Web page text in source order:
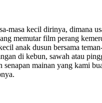
masa kecil dirinya, dimana
memutar film perang
anak dusun bersama
di kebun, sawah atau
senapan mainan yang kami